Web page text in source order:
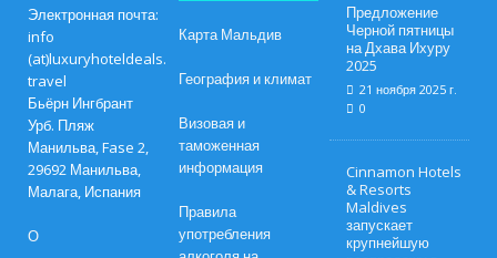
Электронная почта:
info
(at)luxuryhoteldeals.
travel
Бьёрн Ингбрант
Урб. Пляж
Манильва, Fase 2,
29692 Манильва,
Малага, Испания
О
Карта Мальдив
География и климат
Визовая и
таможенная
информация
Правила
употребления
Предложение
Черной пятницы
на Дхава Ихуру
2025
21 ноября 2025 г.
0
Cinnamon Hotels
& Resorts
Maldives
запускает
крупнейшую